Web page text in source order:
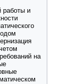
работы и
на